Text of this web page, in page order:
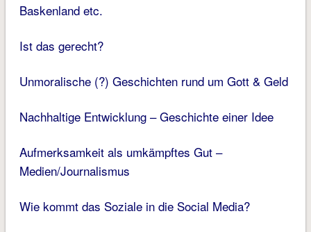
Baskenland etc.
Ist das gerecht?
Unmoralische (?) Geschichten rund um Gott & Geld
Nachhaltige Entwicklung – Geschichte einer Idee
Aufmerksamkeit als umkämpftes Gut –
Medien/Journalismus
Wie kommt das Soziale in die Social Media?